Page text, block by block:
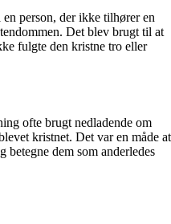
person, der ikke tilhører en
Det blev brugt til at
fulgte den kristne tro eller
ofte brugt nedladende om
kristnet. Det var en måde at
betegne dem som anderledes